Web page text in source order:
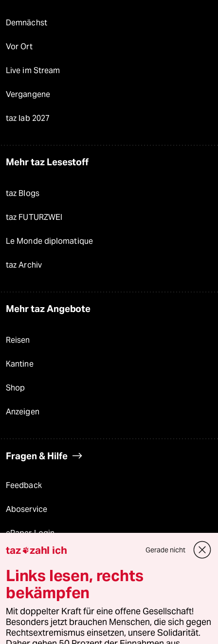
Demnächst
Vor Ort
Live im Stream
Vergangene
taz lab 2027
Mehr taz Lesestoff
taz Blogs
taz FUTURZWEI
Le Monde diplomatique
taz Archiv
Mehr taz Angebote
Reisen
Kantine
Shop
Anzeigen
Fragen & Hilfe
Feedback
Aboservice
ePaper Login
Downloads für Abonnierende
© 2026 taz Verlags und Vertriebs GmbH
Alle Rechte vorbehalten. Bei rechtlichen Fragen oder für Genehmigungen
wenden Sie sich bitte an
lizenzen@taz.de
taz zahl ich Gerade nicht
Links lesen, rechts
bekämpfen
Mit doppelter Kraft für eine offene Gesellschaft!
Besonders jetzt brauchen Menschen, die sich gegen
Rechtsextremismus einsetzen, unsere Solidarität.